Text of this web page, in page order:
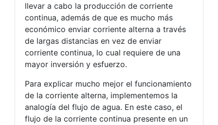
llevar a cabo la producción de corriente
continua, además de que es mucho más
económico enviar corriente alterna a través
de largas distancias en vez de enviar
corriente continua, lo cual requiere de una
mayor inversión y esfuerzo.
Para explicar mucho mejor el funcionamiento
de la corriente alterna, implementemos la
analogía del flujo de agua. En este caso, el
flujo de la corriente continua presente en un